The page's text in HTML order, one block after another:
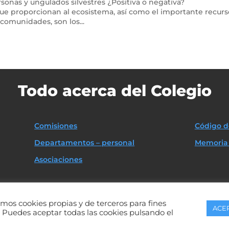
y ungulados silvestres ¿Positiva o negativa?
proporcionan al ecosistema, así como el importante
son los...
Todo acerca del Colegio
Comisiones
Departamentos – personal
Asociaciones
Código
de Badajoz. Diseño Web por
Política de
cookies propias y de terceros para fines
aceptar todas las cookies pulsando el